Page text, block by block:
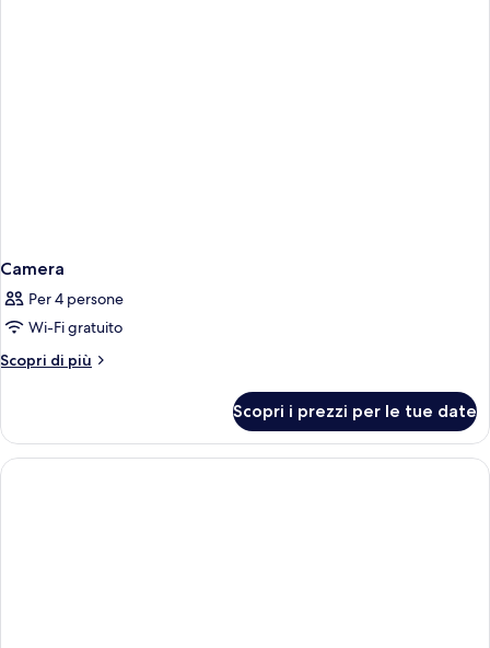
Camera
Per 4 persone
Wi-Fi gratuito
Scopri di più
Altri
Scopri i prezzi per le tue date